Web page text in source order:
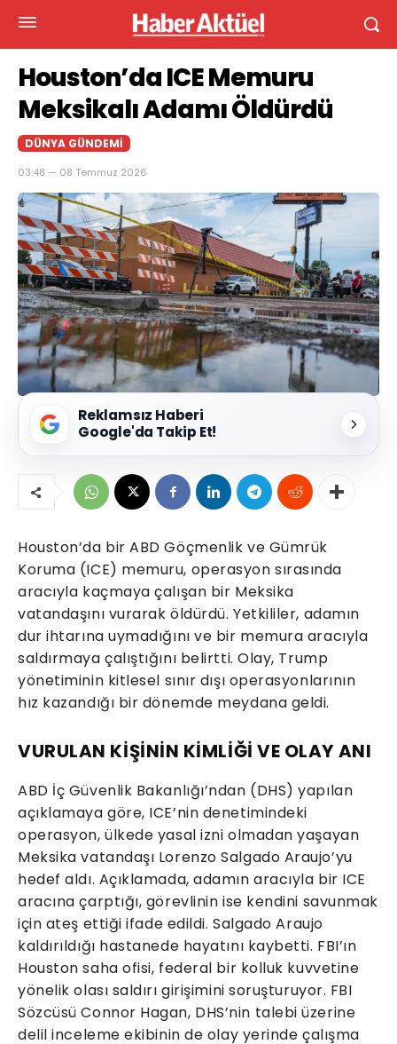
Houston’da ICE Memuru
Meksikalı Adamı Öldürdü
DÜNYA GÜNDEMI
03:48 — 08 Temmuz 2026
Reklamsız Haberi
Google'da Takip Et!
Houston’da bir ABD Göçmenlik ve Gümrük
Koruma (ICE) memuru, operasyon sırasında
aracıyla kaçmaya çalışan bir Meksika
vatandaşını vurarak öldürdü. Yetkililer, adamın
dur ihtarına uymadığını ve bir memura aracıyla
saldırmaya çalıştığını belirtti. Olay, Trump
yönetiminin kitlesel sınır dışı operasyonlarının
hız kazandığı bir dönemde meydana geldi.
VURULAN KİŞİNİN KİMLİĞİ VE OLAY ANI
ABD İç Güvenlik Bakanlığı’ndan (DHS) yapılan
açıklamaya göre, ICE’nin denetimindeki
operasyon, ülkede yasal izni olmadan yaşayan
Meksika vatandaşı Lorenzo Salgado Araujo’yu
hedef aldı. Açıklamada, adamın aracıyla bir ICE
aracına çarptığı, görevlinin ise kendini savunmak
için ateş ettiği ifade edildi. Salgado Araujo
kaldırıldığı hastanede hayatını kaybetti. FBI’ın
Houston saha ofisi, federal bir kolluk kuvvetine
yönelik olası saldırı girişimini soruşturuyor. FBI
Sözcüsü Connor Hagan, DHS’nin talebi üzerine
delil inceleme ekibinin de olay yerinde çalışma